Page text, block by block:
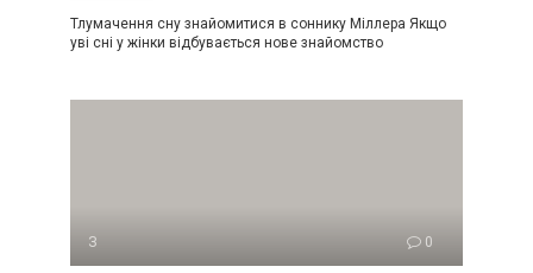
Тлумачення сну знайомитися в соннику Міллера Якщо
уві сні у жінки відбувається нове знайомство
З 0